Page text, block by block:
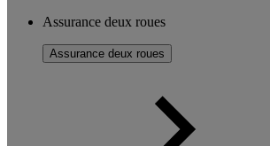
Assurance deux roues
Assurance deux roues